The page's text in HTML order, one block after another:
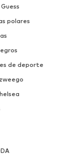
polares
de deporte